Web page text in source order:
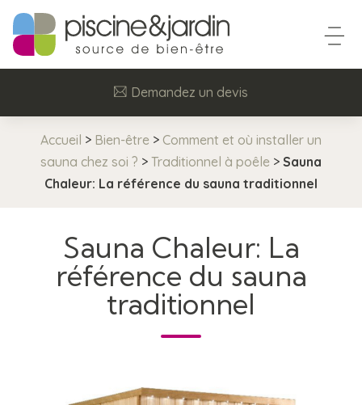
Demandez un devis
Accueil > Bien-être > Comment et où installer un
sauna chez soi ? > Traditionnel à poêle > Sauna
Chaleur: La référence du sauna traditionnel
Sauna Chaleur: La
référence du sauna
traditionnel